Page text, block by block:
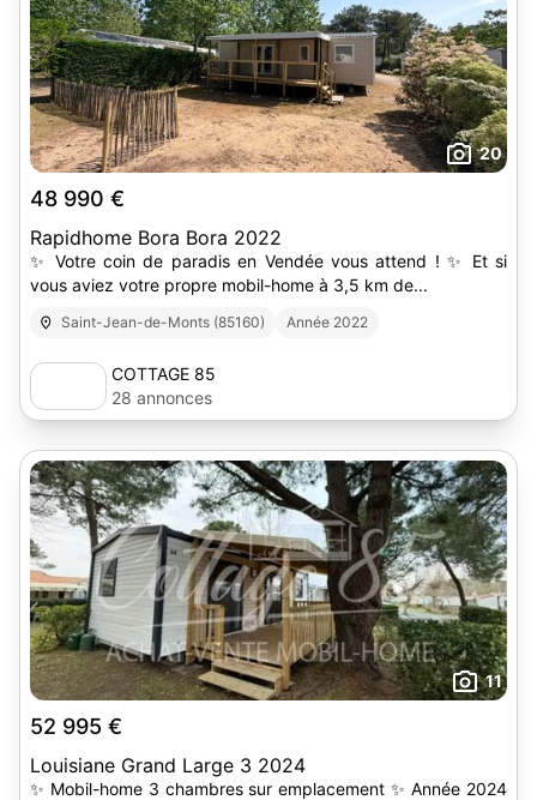
20
48 990 €
Rapidhome Bora Bora 2022
✨ Votre coin de paradis en Vendée vous attend ! ✨ Et si
vous aviez votre propre mobil-home à 3,5 km de...
Saint-Jean-de-Monts (85160) Année 2022
COTTAGE 85
28 annonces
11
52 995 €
Louisiane Grand Large 3 2024
✨ Mobil-home 3 chambres sur emplacement ✨ Année 2024